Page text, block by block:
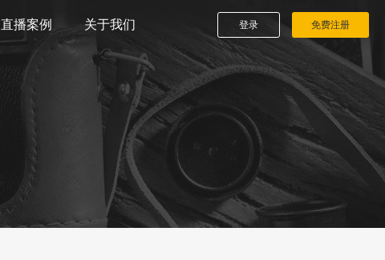
直播案例 关于我们 登录 免费注册